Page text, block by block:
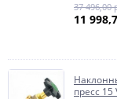
37 496,00
11
пресс 15